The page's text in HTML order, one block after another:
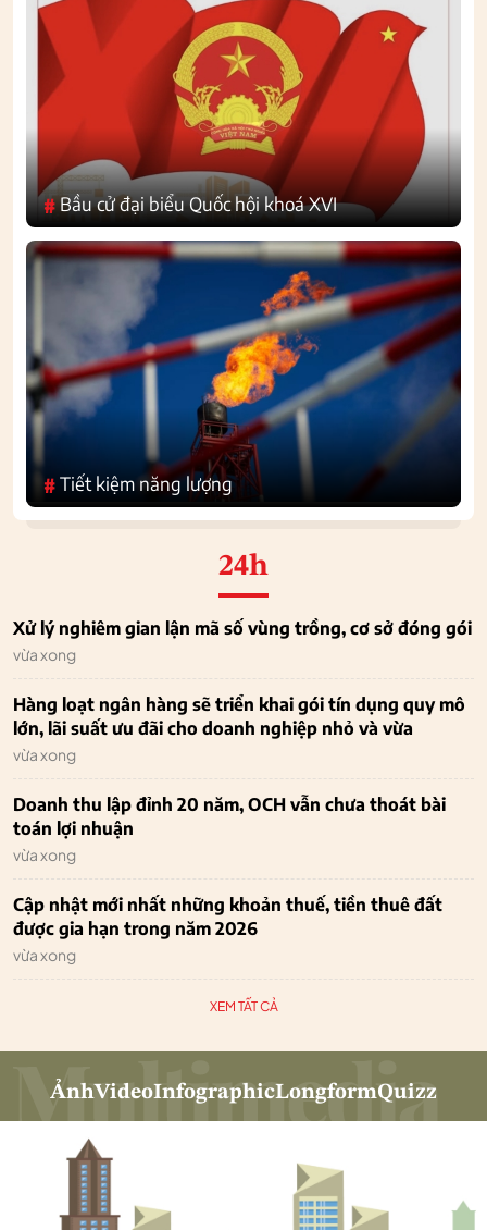
#Bầu cử đại biểu Quốc hội khoá XVI
#Tiết kiệm năng lượng
24h
Xử lý nghiêm gian lận mã số vùng trồng, cơ sở đóng gói
vừa xong
Hàng loạt ngân hàng sẽ triển khai gói tín dụng quy mô
lớn, lãi suất ưu đãi cho doanh nghiệp nhỏ và vừa
vừa xong
Doanh thu lập đỉnh 20 năm, OCH vẫn chưa thoát bài
toán lợi nhuận
vừa xong
Cập nhật mới nhất những khoản thuế, tiền thuê đất
được gia hạn trong năm 2026
vừa xong
XEM TẤT CẢ
ẢnhVideoInfographicLongformQuizz